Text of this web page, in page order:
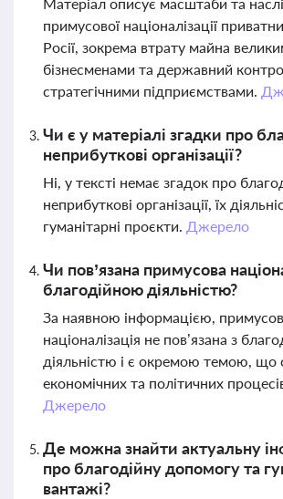
примусової націоналізації
Росії, зокрема втрату майна
бізнесменами та державний
стратегічними підприємствами.
Чи є у матеріалі згадки про
неприбуткові організації?
Ні, у тексті немає згадок про
неприбуткові організації, їх
гуманітарні проєкти. Джерело
Чи пов’язана примусова
благодійною діяльністю?
За наявною інформацією,
націоналізація не пов’язана з
діяльністю і є окремою темою, що
економічних та політичних
Джерело
Де можна знайти актуальну
про благодійну допомогу та
вантажі?